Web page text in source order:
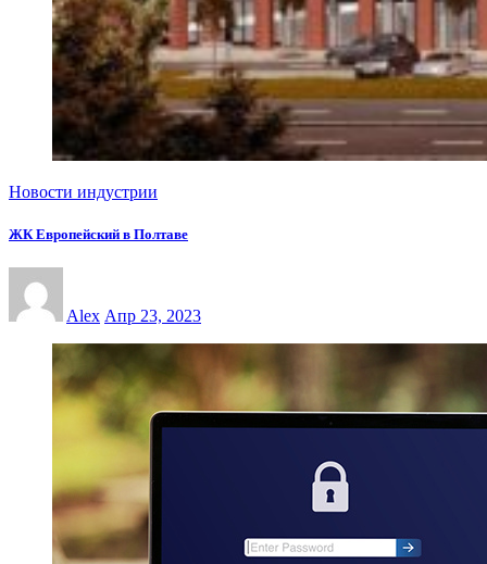
Новости индустрии
ЖК Европейский в Полтаве
Alex Апр 23, 2023